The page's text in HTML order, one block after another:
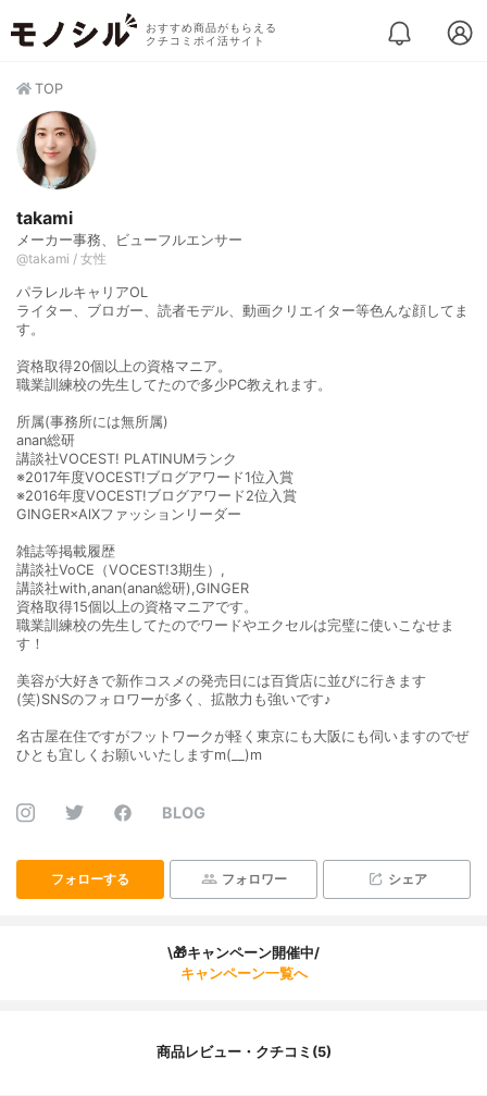
おすすめ商品がもらえる
クチコミポイ活サイト
TOP
takami
メーカー事務、ビューフルエンサー
@takami / 女性
パラレルキャリアOL
ライター、ブロガー、読者モデル、動画クリエイター等色んな顔してま
す。
資格取得20個以上の資格マニア。
職業訓練校の先生してたので多少PC教えれます。
所属(事務所には無所属)
anan総研
講談社VOCEST! PLATINUMランク
※2017年度VOCEST!ブログアワード1位入賞
※2016年度VOCEST!ブログアワード2位入賞
GINGER×AlXファッションリーダー
雑誌等掲載履歴
講談社VoCE（VOCEST!3期生）,
講談社with,anan(anan総研),GINGER
資格取得15個以上の資格マニアです。
職業訓練校の先生してたのでワードやエクセルは完璧に使いこなせま
す！
美容が大好きで新作コスメの発売日には百貨店に並びに行きます
(笑)SNSのフォロワーが多く、拡散力も強いです♪
名古屋在住ですがフットワークが軽く東京にも大阪にも伺いますのでぜ
ひとも宜しくお願いいたしますm(__)m
BLOG
フォローする フォロワー シェア
\🎁キャンペーン開催中/
キャンペーン一覧へ
商品レビュー・クチコミ(5)